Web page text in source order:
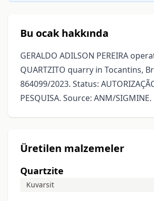
Bu ocak hakkında
GERALDO ADILSON PEREIRA
QUARTZITO quarry in Tocantins,
864099/2023. Status:
PESQUISA. Source: ANM/SIGMINE.
Üretilen malzemeler
Quartzite
Kuvarsit